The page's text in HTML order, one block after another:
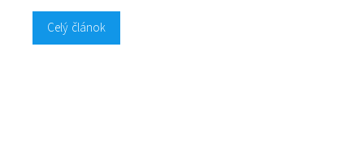
Celý článok